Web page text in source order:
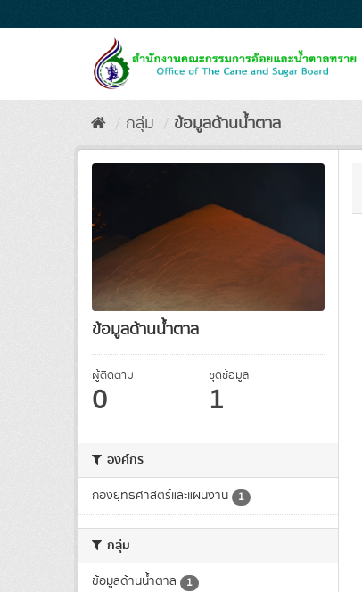
to
กลุ่ม ข้อมูลด้านน้ำตาล
ข้อมูลด้านน้ำตาล
ผู้ติดตาม
0
ชุดข้อมูล
1
องค์กร
กองยุทธศาสตร์และแผนงาน 1
กลุ่ม
ข้อมูลด้านน้ำตาล 1